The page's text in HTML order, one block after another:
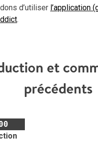
d’utiliser l’application
.
et
précédents